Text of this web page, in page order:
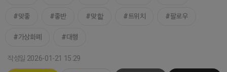
맞좋 좋반 맞핱 트위치 팔로우
가상화폐 대행
작성일 2026-01-21 15:29